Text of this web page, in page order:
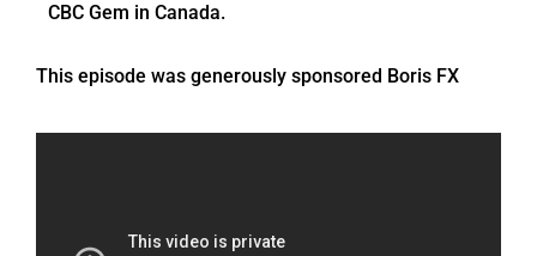
CBC Gem in Canada.
This episode was generously sponsored Boris FX